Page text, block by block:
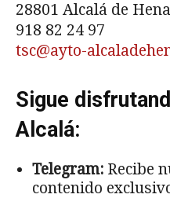
28801 Alcalá de
918 82 24 97
tsc@ayto-
Sigue
Alcalá:
Telegram: Recibe
contenido